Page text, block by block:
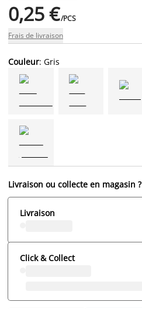
0,25 €/PCS
Frais de livraison
Couleur: Gris
Livraison ou collecte en magasin ?
Livraison
Click & Collect